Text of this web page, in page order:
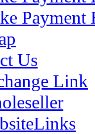
Payment
Us
Link